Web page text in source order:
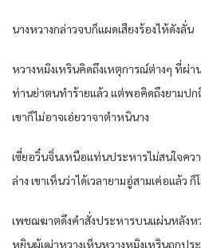
นางหวางกล่าวจบก็แผดเสียงร้องไห้ดังลั่น
หวางหมิงเหรินคิดถึงเหตุการณ์ต่างๆ ที่ผ่า
ท่านย่าตนทำร้ายแล้ว แต่พอคิดถึงยามปก
เขาก็ไม่อาจเอ่ยวาจาตำหนินาง
เซี่ยอวิ๋นจิ่นเหนือแท่นประหารไม่สนใจคว
ล่าง เขาเห็นว่าได้เวลายามอู่สามเค่อแล้ว
เพชฌฆาตดึงคำสั่งประหารบนแผ่นหลังห
หยินผู้เฒ่าหวางเห็นหวางหมิงเหรินถูกป